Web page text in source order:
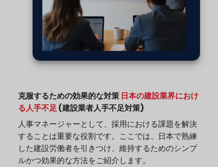
克服するための効果的な対策 日本の建設業界におけ
る人手不足(建設業者人手不足対策)
人事マネージャーとして、採用における課題を解決
することは重要な役割です。ここでは、日本で熟練
した建設労働者を引きつけ、維持するためのシンプ
ルかつ効果的な方法をご紹介します。